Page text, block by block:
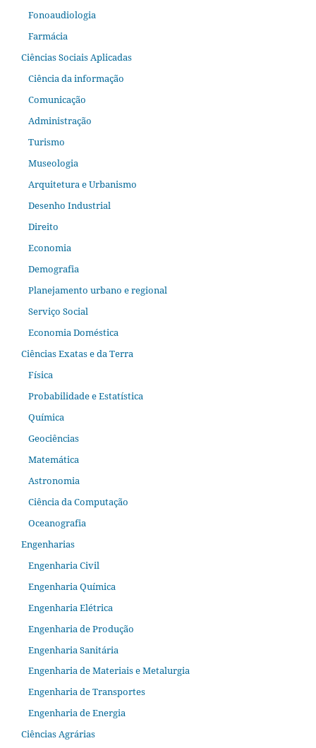
Fonoaudiologia
Farmácia
Ciências Sociais Aplicadas
Ciência da informação
Comunicação
Administração
Turismo
Museologia
Arquitetura e Urbanismo
Desenho Industrial
Direito
Economia
Demografia
Planejamento urbano e regional
Serviço Social
Economia Doméstica
Ciências Exatas e da Terra
Física
Probabilidade e Estatística
Química
Geociências
Matemática
Astronomia
Ciência da Computação
Oceanografia
Engenharias
Engenharia Civil
Engenharia Química
Engenharia Elétrica
Engenharia de Produção
Engenharia Sanitária
Engenharia de Materiais e Metalurgia
Engenharia de Transportes
Engenharia de Energia
Ciências Agrárias